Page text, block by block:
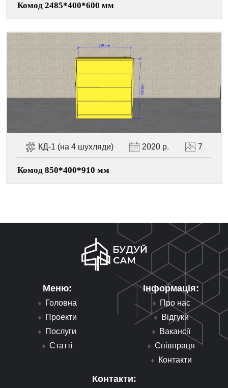
Комод 2485*400*600 мм
КД-1 (на 4 шухляди) 2020 р. 7
Комод 850*400*910 мм
Меню:
Головна
Проекти
Послуги
Статті
Інформація:
Про нас
Відгуки
Вакансії
Співпраця
Контакти
Контакти: